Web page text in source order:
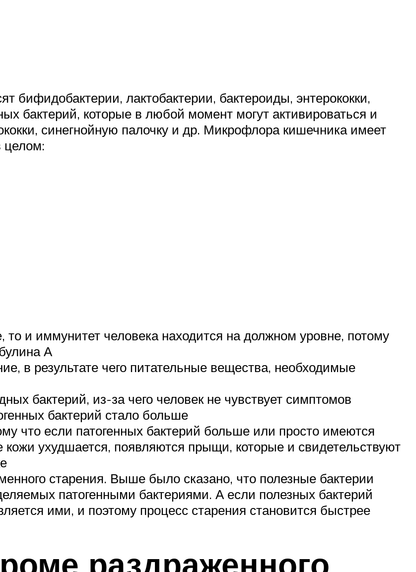
бифидобактерии, лактобактерии, бактероиды, энтерококки,
бактерий, которые в любой момент могут активироваться и
синегнойную палочку и др. Микрофлора кишечника имеет
целом:
и иммунитет человека находится на должном уровне, потому
А
в результате чего питательные вещества, необходимые
бактерий, из-за чего человек не чувствует симптомов
бактерий стало больше
что если патогенных бактерий больше или просто имеются
ухудшается, появляются прыщи, которые и свидетельствуют
старения. Выше было сказано, что полезные бактерии
патогенными бактериями. А если полезных бактерий
ими, и поэтому процесс старения становится быстрее